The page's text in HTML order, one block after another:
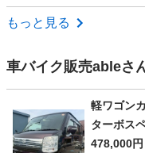
埼玉 入間市
もっと見る
車バイク販売ableさ
軽ワゴン
ターボス
ダウン社
478,000円